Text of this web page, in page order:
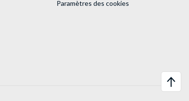
Paramètres des cookies